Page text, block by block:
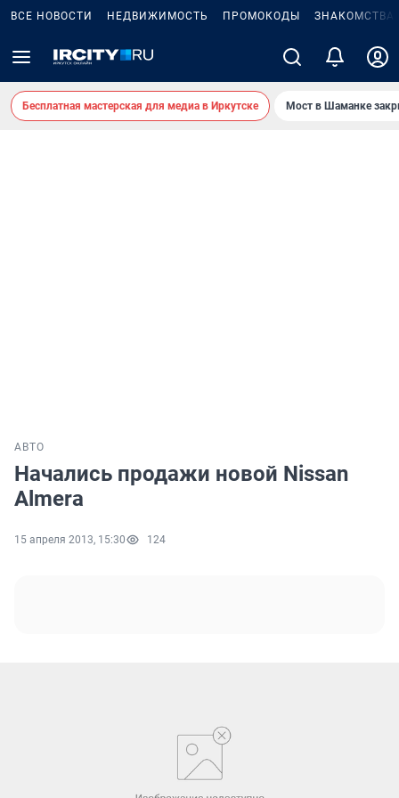
ВСЕ НОВОСТИ НЕДВИЖИМОСТЬ ПРОМОКОДЫ ЗНАКОМСТВА
Бесплатная мастерская для медиа в Иркутске Мост в Шаманке
АВТО
Начались продажи новой Nissan
Almera
15 апреля 2013, 15:30 124